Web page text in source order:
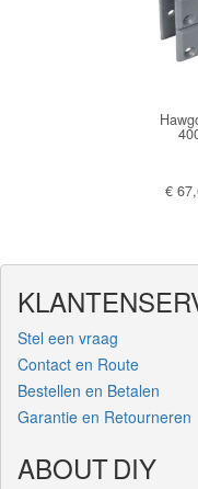
€
Stel een vraag
Contact en Route
Bestellen en Betalen
Garantie en Retourneren
ABOUT DIY